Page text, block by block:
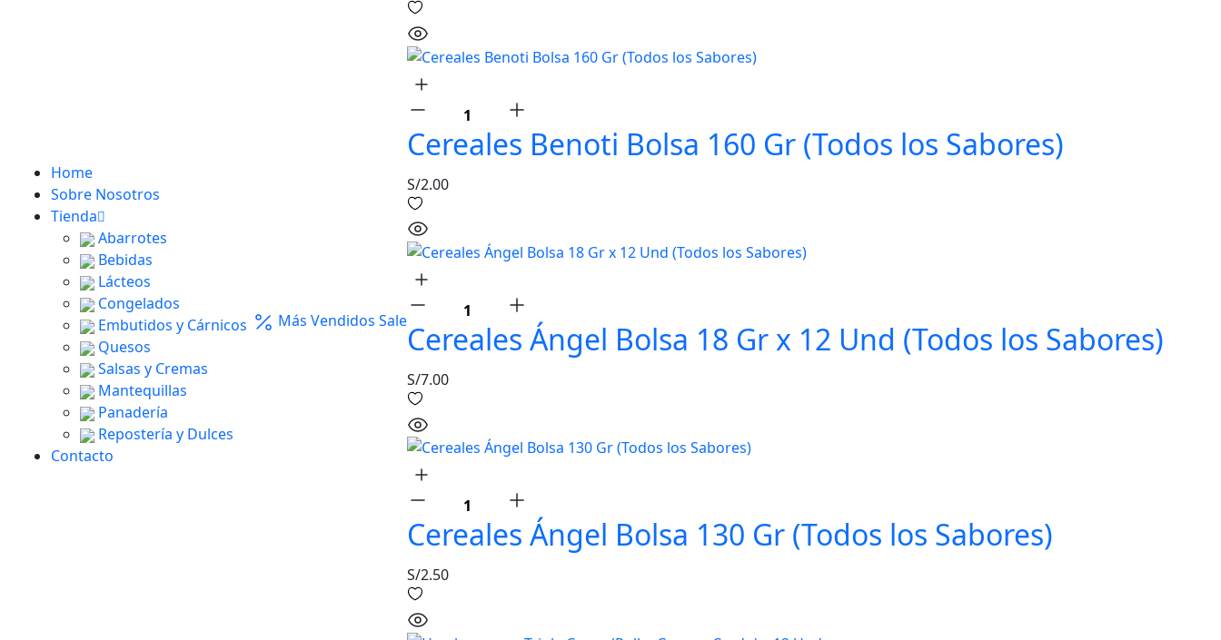
Home
Sobre Nosotros
Tienda
Abarrotes
Bebidas
Lácteos
Congelados
Embutidos y Cárnicos
Quesos
Salsas y Cremas
Mantequillas
Panadería
Repostería y Dulces
Contacto
Más Vendidos Sale
Cereales Benoti Bolsa 160 Gr (Todos los Sabores)
S/2.00
Cereales Ángel Bolsa 18 Gr x 12 Und (Todos los Sabores)
S/7.00
Cereales Ángel Bolsa 130 Gr (Todos los Sabores)
S/2.50